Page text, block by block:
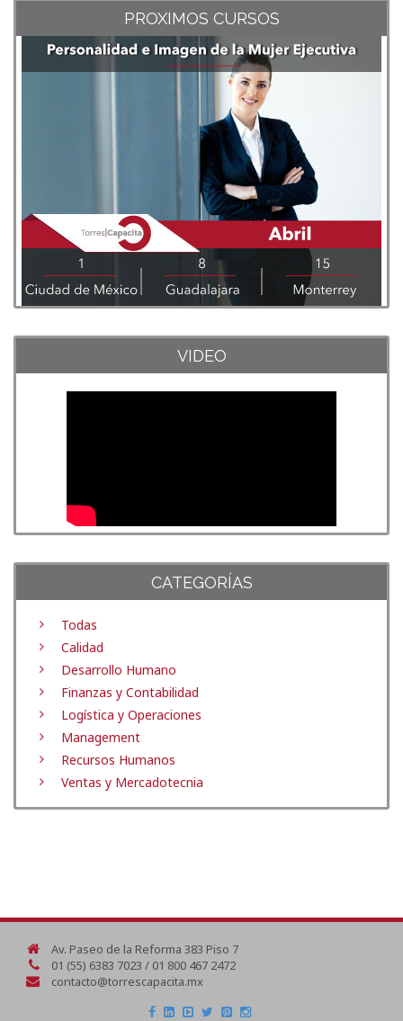
PROXIMOS CURSOS
VIDEO
CATEGORÍAS
Todas
Calidad
Desarrollo Humano
Finanzas y Contabilidad
Logística y Operaciones
Management
Recursos Humanos
Ventas y Mercadotecnia
Av. Paseo de la Reforma 383 Piso 7
01 (55) 6383 7023 / 01 800 467 2472
contacto@torrescapacita.mx